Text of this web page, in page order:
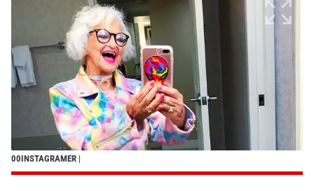
00INSTAGRAMER |